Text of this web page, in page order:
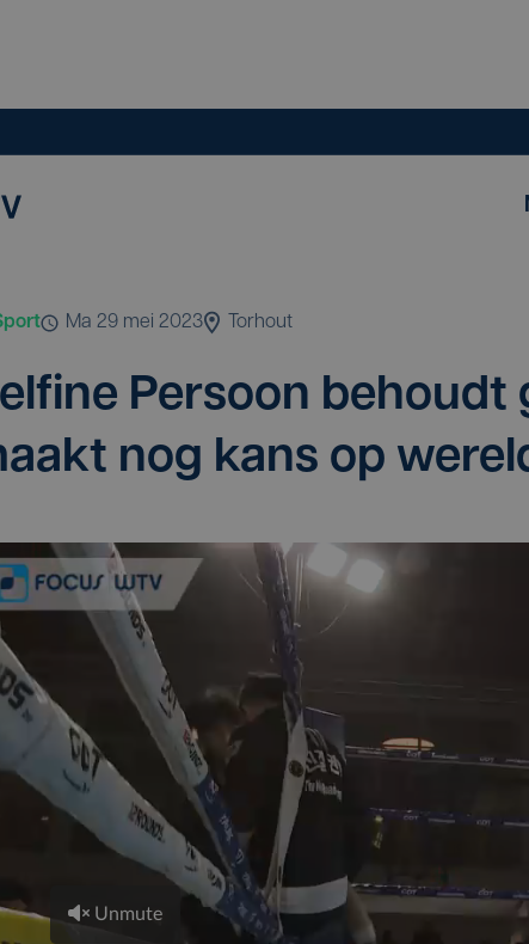
ma 29 mei 2023 Torhout
Per­soon behoudt
nog kans op